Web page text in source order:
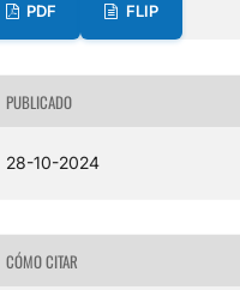
PDF FLIP
PUBLICADO
28-10-2024
CÓMO CITAR